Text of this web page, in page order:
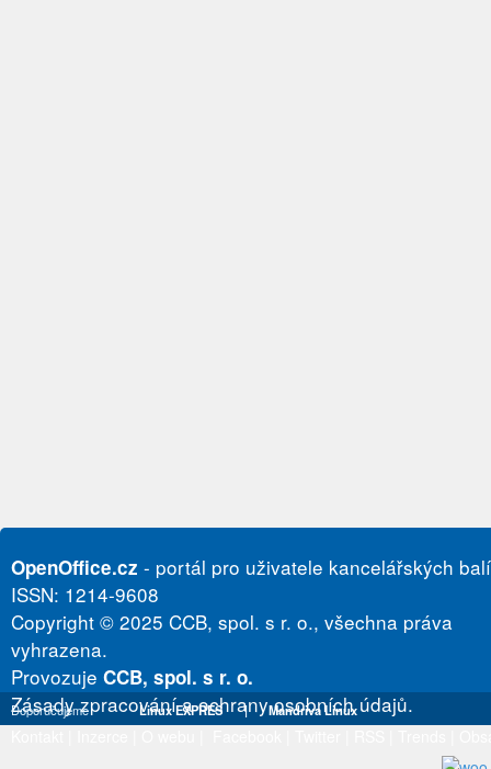
OpenOffice.cz - portál pro uživatele kancelářských
ISSN: 1214-9608
Copyright © 2025 CCB, spol. s r. o., všechna práva
vyhrazena.
Provozuje CCB, spol. s r. o.
Zásady zpracování a ochrany osobních údajů.
Doporučujeme Linux EXPRES | Mandriva Linux